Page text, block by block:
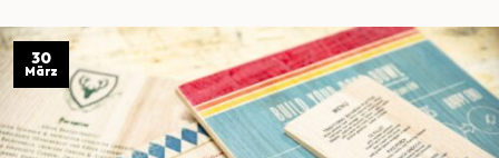
30
März